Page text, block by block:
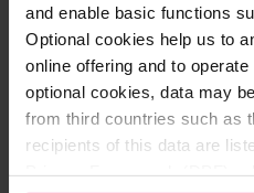
and enable basic functions
Optional cookies help us to
online offering and to
optional cookies, data may
from third countries such as
recipients of this data are